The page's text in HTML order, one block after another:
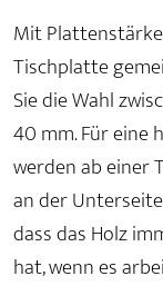
Mit
Tischplatte
Sie die Wahl
40 mm. Für eine
werden ab einer
an der
dass das Holz
hat, wenn es